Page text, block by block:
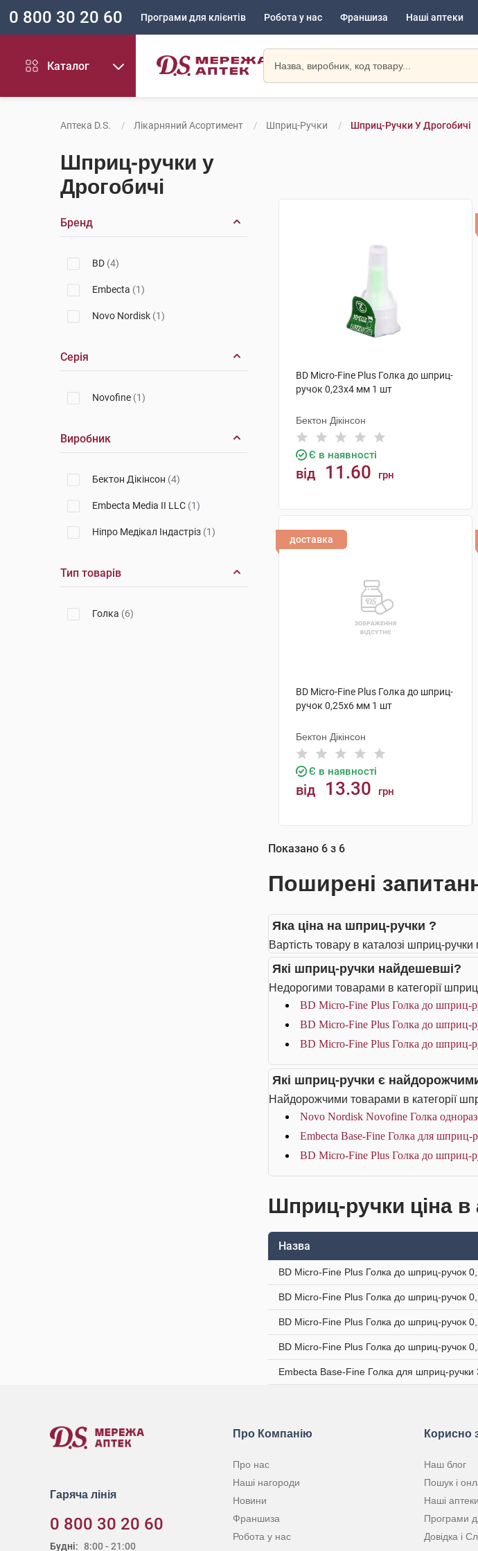
0 800 30 20 60 Програми для клієнтів Робота у нас Франшиза Наші аптеки
Каталог
Аптека D.S. Лікарняний Асортимент Шприц-Ручки Шприц-Ручки У Дрогобичі
Шприц-ручки у
Дрогобичі
Бренд
BD (4)
Embecta (1)
Novo Nordisk (1)
Серія
Novofine (1)
Виробник
Бектон Дікінсон (4)
Embecta Media II LLC (1)
Ніпро Медікал Індастріз (1)
Тип товарів
Голка (6)
BD Micro-Fine Plus Голка до шприц-
ручок 0,23х4 мм 1 шт
Бектон Дікінсон
Є в наявності
від 11.60 грн
доставка
BD Micro-Fine Plus Голка до шприц-
ручок 0,25х6 мм 1 шт
Бектон Дікінсон
Є в наявності
від 13.30 грн
Показано 6 з 6
Поширені
Яка ціна на шприц-ручки ?
Вартість товару в каталозі шприц-ручки
Які шприц-ручки найдешевші?
Недорогими товарами в категорії
BD Micro-Fine Plus Голка до шприц-
BD Micro-Fine Plus Голка до шприц-
BD Micro-Fine Plus Голка до шприц-
Які шприц-ручки є
Найдорожчими товарами в категорії
Novo Nordisk Novofine Голка
Embecta Base-Fine Голка для
BD Micro-Fine Plus Голка до шприц-
Шприц-ручки ціна в
Назва
BD Micro-Fine Plus Голка до шприц-ручок
BD Micro-Fine Plus Голка до шприц-ручок
BD Micro-Fine Plus Голка до шприц-ручок
BD Micro-Fine Plus Голка до шприц-ручок
Embecta Base-Fine Голка для шприц-
Гаряча лінія
0 800 30 20 60
Будні: 8:00 - 21:00
Про Компанію
Про нас
Наші нагороди
Новини
Франшиза
Робота у нас
Корисно
Наш блог
Пошук і
Наші аптеки
Програми
Довідка і